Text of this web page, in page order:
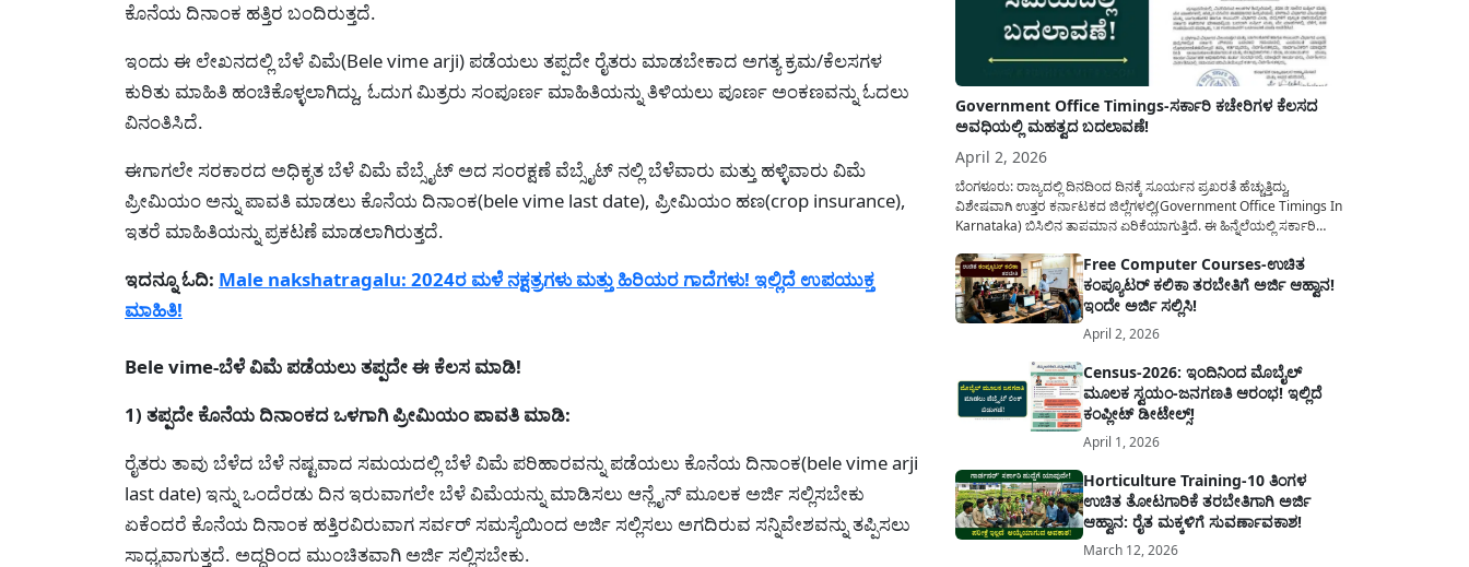
ಕೊನೆಯ ದಿನಾಂಕ ಹತ್ತಿರ ಬಂದಿರುತ್ತದೆ.
ಇಂದು ಈ ಲೇಖನದಲ್ಲಿ ಬೆಳೆ ವಿಮೆ(Bele vime arji) ಪಡೆಯಲು ತಪ್ಪದೇ ರೈತರು ಮಾಡಬೇಕಾದ ಅಗತ್ಯ ಕ್ರಮ/ಕೆಲಸಗಳ
ಕುರಿತು ಮಾಹಿತಿ ಹಂಚಿಕೊಳ್ಳಲಾಗಿದ್ದು, ಓದುಗ ಮಿತ್ರರು ಸಂಪೂರ್ಣ ಮಾಹಿತಿಯನ್ನು ತಿಳಿಯಲು ಪೂರ್ಣ ಅಂಕಣವನ್ನು ಓದಲು
ವಿನಂತಿಸಿದೆ.
ಈಗಾಗಲೇ ಸರಕಾರದ ಅಧಿಕೃತ ಬೆಳೆ ವಿಮೆ ವೆಬ್ಸೈಟ್ ಅದ ಸಂರಕ್ಷಣೆ ವೆಬ್ಸೈಟ್ ನಲ್ಲಿ ಬೆಳೆವಾರು ಮತ್ತು ಹಳ್ಳಿವಾರು ವಿಮೆ
ಪ್ರೀಮಿಯಂ ಅನ್ನು ಪಾವತಿ ಮಾಡಲು ಕೊನೆಯ ದಿನಾಂಕ(bele vime last date), ಪ್ರೀಮಿಯಂ ಹಣ(crop insurance),
ಇತರೆ ಮಾಹಿತಿಯನ್ನು ಪ್ರಕಟಣೆ ಮಾಡಲಾಗಿರುತ್ತದೆ.
ಇದನ್ನೂ ಓದಿ: Male nakshatragalu: 2024ರ ಮಳೆ ನಕ್ಷತ್ರಗಳು ಮತ್ತು ಹಿರಿಯರ ಗಾದೆಗಳು! ಇಲ್ಲಿದೆ ಉಪಯುಕ್ತ
ಮಾಹಿತಿ!
Bele vime-ಬೆಳೆ ವಿಮೆ ಪಡೆಯಲು ತಪ್ಪದೇ ಈ ಕೆಲಸ ಮಾಡಿ!
1) ತಪ್ಪದೇ ಕೊನೆಯ ದಿನಾಂಕದ ಒಳಗಾಗಿ ಪ್ರೀಮಿಯಂ ಪಾವತಿ ಮಾಡಿ:
ರೈತರು ತಾವು ಬೆಳೆದ ಬೆಳೆ ನಷ್ಟವಾದ ಸಮಯದಲ್ಲಿ ಬೆಳೆ ವಿಮೆ ಪರಿಹಾರವನ್ನು ಪಡೆಯಲು ಕೊನೆಯ ದಿನಾಂಕ(bele vime arji
last date) ಇನ್ನು ಒಂದೆರಡು ದಿನ ಇರುವಾಗಲೇ ಬೆಳೆ ವಿಮೆಯನ್ನು ಮಾಡಿಸಲು ಆನ್ಲೈನ್ ಮೂಲಕ ಅರ್ಜಿ ಸಲ್ಲಿಸಬೇಕು
ಏಕೆಂದರೆ ಕೊನೆಯ ದಿನಾಂಕ ಹತ್ತಿರವಿರುವಾಗ ಸರ್ವರ್ ಸಮಸ್ಯೆಯಿಂದ ಅರ್ಜಿ ಸಲ್ಲಿಸಲು ಅಗದಿರುವ ಸನ್ನಿವೇಶವನ್ನು ತಪ್ಪಿಸಲು
ಸಾಧ್ಯವಾಗುತ್ತದೆ. ಅದ್ದರಿಂದ ಮುಂಚಿತವಾಗಿ ಅರ್ಜಿ ಸಲ್ಲಿಸಬೇಕು.
Government Office Timings-ಸರ್ಕಾರಿ ಕಚೇರಿಗಳ ಕೆಲಸದ
ಅವಧಿಯಲ್ಲಿ ಮಹತ್ವದ ಬದಲಾವಣೆ!
April 2, 2026
ಬೆಂಗಳೂರು: ರಾಜ್ಯದಲ್ಲಿ ದಿನದಿಂದ ದಿನಕ್ಕೆ ಸೂರ್ಯನ ಪ್ರಖರತೆ ಹೆಚ್ಚುತ್ತಿದ್ದು,
ವಿಶೇಷವಾಗಿ ಉತ್ತರ ಕರ್ನಾಟಕದ ಜಿಲ್ಲೆಗಳಲ್ಲಿ(Government Office Timings In
Karnataka) ಬಿಸಿಲಿನ ತಾಪಮಾನ ಏರಿಕೆಯಾಗುತ್ತಿದೆ. ಈ ಹಿನ್ನೆಲೆಯಲ್ಲಿ ಸರ್ಕಾರಿ
ಸರ್ಕಾರವು ಮಹತ್ವದ ನಿರ್ಧಾರವೊಂದನ್ನು ಕೈಗೊಂಡಿದೆ. ಕಿತ್ತೂರು ಕರ್ನಾಟಕ ಮತ್ತು
ಕಲ್ಯಾಣ ಕರ್ನಾಟಕದ ಒಟ್ಟು 9 ಜಿಲ್ಲೆಗಳಲ್ಲಿ ಏಪ್ರಿಲ್...
Free Computer Courses-ಉಚಿತ
ಕಂಪ್ಯೂಟರ್ ಕಲಿಕಾ ತರಬೇತಿಗೆ ಅರ್ಜಿ ಆಹ್ವಾನ!
ಇಂದೇ ಅರ್ಜಿ ಸಲ್ಲಿಸಿ!
April 2, 2026
Census-2026: ಇಂದಿನಿಂದ ಮೊಬೈಲ್
ಮೂಲಕ ಸ್ವಯಂ-ಜನಗಣತಿ ಆರಂಭ! ಇಲ್ಲಿದೆ
ಕಂಪ್ಲೀಟ್ ಡೀಟೇಲ್ಸ್!
April 1, 2026
Horticulture Training-10 ತಿಂಗಳ
ಉಚಿತ ತೋಟಗಾರಿಕೆ ತರಬೇತಿಗಾಗಿ ಅರ್ಜಿ
ಆಹ್ವಾನ: ರೈತ ಮಕ್ಕಳಿಗೆ ಸುವರ್ಣಾವಕಾಶ!
March 12, 2026